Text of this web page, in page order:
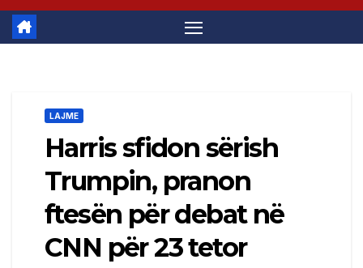
LAJME
Harris sfidon sërish
Trumpin, pranon
ftesën për debat në
CNN për 23 tetor